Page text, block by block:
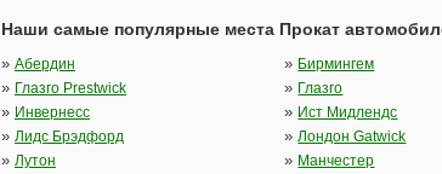
Наши самые популярные места Прокат
» Абердин » Бирмингем
» Глазго Prestwick » Глазго
» Инвернесс » Ист Мидлендс
» Лидс Брэдфорд »Лондон Gatwick
» Лутон » Манчестер